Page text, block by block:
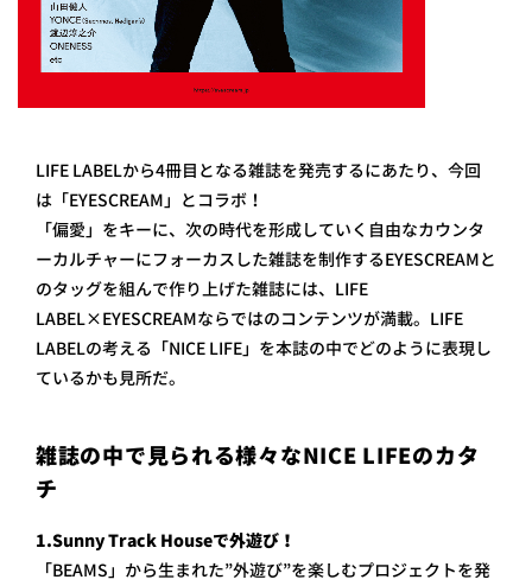
LIFE LABELから4冊目となる雑誌を発売するにあたり、今回
は「EYESCREAM」とコラボ！
「偏愛」をキーに、次の時代を形成していく自由なカウンタ
ーカルチャーにフォーカスした雑誌を制作するEYESCREAMと
のタッグを組んで作り上げた雑誌には、LIFE
LABEL×EYESCREAMならではのコンテンツが満載。LIFE
LABELの考える「NICE LIFE」を本誌の中でどのように表現し
ているかも見所だ。
雑誌の中で見られる様々なNICE LIFEのカタ
チ
1.Sunny Track Houseで外遊び！
「BEAMS」から生まれた”外遊び”を楽しむプロジェクトを発